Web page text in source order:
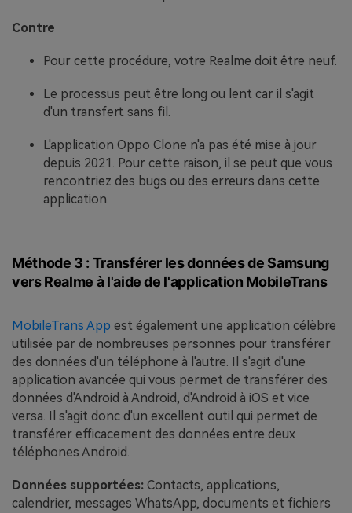
Contre
Pour cette procédure, votre Realme doit être neuf.
Le processus peut être long ou lent car il s'agit
d'un transfert sans fil.
L'application Oppo Clone n'a pas été mise à jour
depuis 2021. Pour cette raison, il se peut que vous
rencontriez des bugs ou des erreurs dans cette
application.
Méthode 3 : Transférer les données de Samsung
vers Realme à l'aide de l'application MobileTrans
MobileTrans App est également une application célèbre
utilisée par de nombreuses personnes pour transférer
des données d'un téléphone à l'autre. Il s'agit d'une
application avancée qui vous permet de transférer des
données d'Android à Android, d'Android à iOS et vice
versa. Il s'agit donc d'un excellent outil qui permet de
transférer efficacement des données entre deux
téléphones Android.
Données supportées: Contacts, applications,
calendrier, messages WhatsApp, documents et fichiers